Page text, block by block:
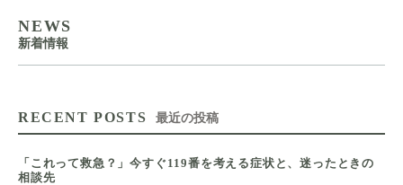
NEWS
新着情報
RECENT POSTS 最近の投稿
「これって救急？」今すぐ119番を考える症状と、迷ったときの
相談先